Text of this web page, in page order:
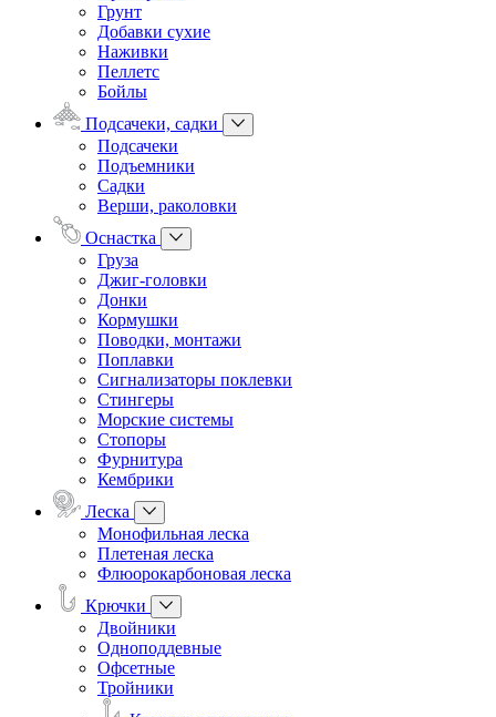
Грунт
Добавки сухие
Наживки
Пеллетс
Бойлы
Подсачеки, садки
Подсачеки
Подъемники
Садки
Верши, раколовки
Оснастка
Груза
Джиг-головки
Донки
Кормушки
Поводки, монтажи
Поплавки
Сигнализаторы поклевки
Стингеры
Морские системы
Стопоры
Фурнитура
Кембрики
Леска
Монофильная леска
Плетеная леска
Флюорокарбоновая леска
Крючки
Двойники
Одноподдевные
Офсетные
Тройники